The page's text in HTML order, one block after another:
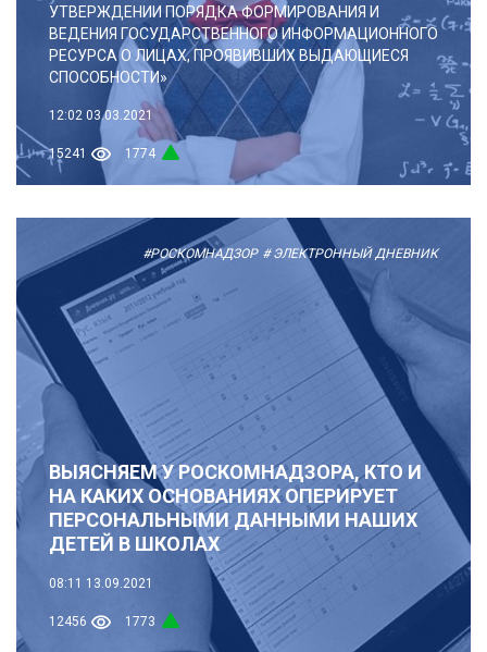
УТВЕРЖДЕНИИ ПОРЯДКА ФОРМИРОВАНИЯ И
ВЕДЕНИЯ ГОСУДАРСТВЕННОГО ИНФОРМАЦИОННОГО
РЕСУРСА О ЛИЦАХ, ПРОЯВИВШИХ ВЫДАЮЩИЕСЯ
СПОСОБНОСТИ»
12:02 03.03.2021
15241 1774
#РОСКОМНАДЗОР # ЭЛЕКТРОННЫЙ ДНЕВНИК
ВЫЯСНЯЕМ У РОСКОМНАДЗОРА, КТО И
НА КАКИХ ОСНОВАНИЯХ ОПЕРИРУЕТ
ПЕРСОНАЛЬНЫМИ ДАННЫМИ НАШИХ
ДЕТЕЙ В ШКОЛАХ
08:11 13.09.2021
12456 1773